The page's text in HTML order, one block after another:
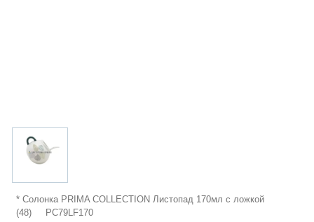
* Солонка PRIMA COLLECTION Листопад 170мл с ложкой
(48) PC79LF170